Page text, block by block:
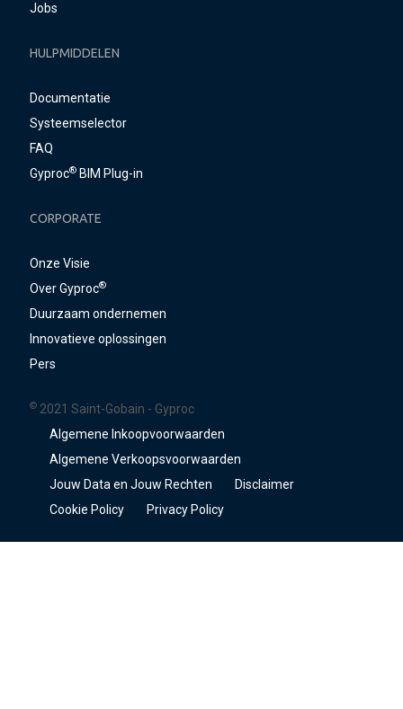
Jobs
HULPMIDDELEN
Documentatie
Systeemselector
FAQ
Gyproc® BIM Plug-in
CORPORATE
Onze Visie
Over Gyproc®
Duurzaam ondernemen
Innovatieve oplossingen
Pers
© 2021 Saint-Gobain - Gyproc
Algemene Inkoopvoorwaarden
Algemene Verkoopsvoorwaarden
Jouw Data en Jouw Rechten
Disclaimer
Cookie Policy
Privacy Policy